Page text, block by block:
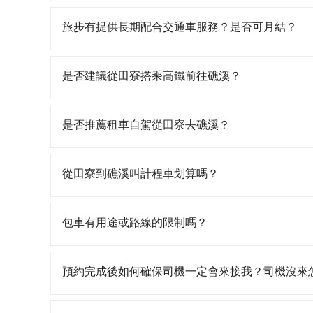
種車輛可以通行：(一) 乘載3人(含駕駛和小孩)以
旅步有提供長期配合交通車服務？是否可月結？
求，並確認是否能安排符合您需求的用車服務。
是否建議從田寮搭乘高鐵前往礁溪？
搭乘。假設從高雄市田寮區前往最靠近的台南高
900元後，抵達宜蘭縣礁溪鄉的目的地。全程加上
人花費為1,740元。但如果全程使用tripool並到府
約tripool還是比較划算的。如果你是三人以下要
交通費用。
是否推薦租車自駕從田寮去礁溪？
車，也不想花7,475元叫計程車前往礁溪，tripool
從田寮到礁溪叫計程車划算嗎？
算，價格約為7,475~9,000元間，但如改預約
包車有用途或路線的限制嗎？
遊、參加喜宴/喪禮、就醫回診、登山露營、學生
預約完成後如何確保司機一定會來接我？司機沒來